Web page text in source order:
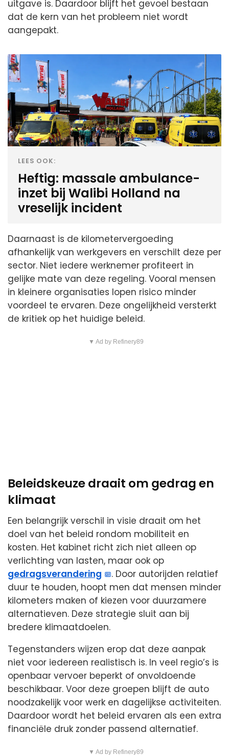
uitgave is. Daardoor blijft het gevoel bestaan
dat de kern van het probleem niet wordt
aangepakt.
LEES OOK:
Heftig: massale ambulance-
inzet bij Walibi Holland na
vreselijk incident
Daarnaast is de kilometervergoeding
afhankelijk van werkgevers en verschilt deze per
sector. Niet iedere werknemer profiteert in
gelijke mate van deze regeling. Vooral mensen
in kleinere organisaties lopen risico minder
voordeel te ervaren. Deze ongelijkheid versterkt
de kritiek op het huidige beleid.
▼ Ad by Refinery89
Beleidskeuze draait om gedrag en
klimaat
Een belangrijk verschil in visie draait om het
doel van het beleid rondom mobiliteit en
kosten. Het kabinet richt zich niet alleen op
verlichting van lasten, maar ook op
gedragsverandering
. Door autorijden relatief
duur te houden, hoopt men dat mensen minder
kilometers maken of kiezen voor duurzamere
alternatieven. Deze strategie sluit aan bij
bredere klimaatdoelen.
Tegenstanders wijzen erop dat deze aanpak
niet voor iedereen realistisch is. In veel regio’s is
openbaar vervoer beperkt of onvoldoende
beschikbaar. Voor deze groepen blijft de auto
noodzakelijk voor werk en dagelijkse activiteiten.
Daardoor wordt het beleid ervaren als een extra
financiële druk zonder passend alternatief.
▼ Ad by Refinery89